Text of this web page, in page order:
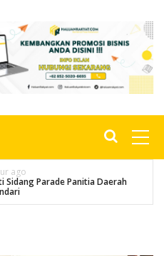
ago
Sidang Parade Panitia Daerah